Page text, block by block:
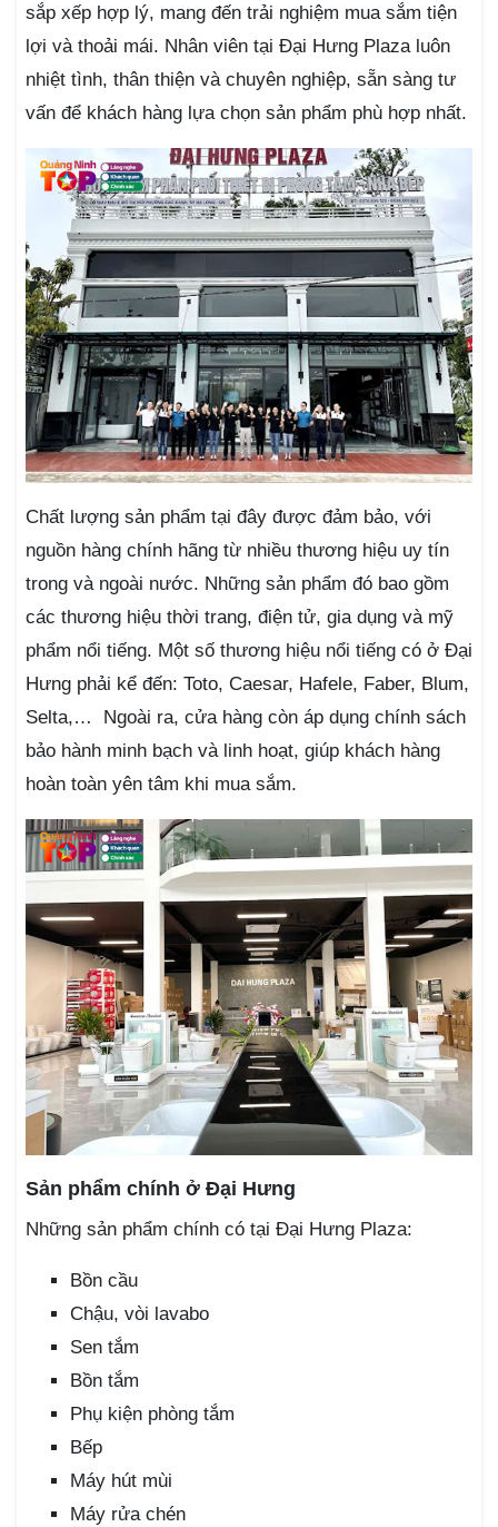
sắp xếp hợp lý, mang đến trải nghiệm mua sắm tiện
lợi và thoải mái. Nhân viên tại Đại Hưng Plaza luôn
nhiệt tình, thân thiện và chuyên nghiệp, sẵn sàng tư
vấn để khách hàng lựa chọn sản phẩm phù hợp nhất.
Chất lượng sản phẩm tại đây được đảm bảo, với
nguồn hàng chính hãng từ nhiều thương hiệu uy tín
trong và ngoài nước. Những sản phẩm đó bao gồm
các thương hiệu thời trang, điện tử, gia dụng và mỹ
phẩm nổi tiếng. Một số thương hiệu nổi tiếng có ở Đại
Hưng phải kể đến: Toto, Caesar, Hafele, Faber, Blum,
Selta,… Ngoài ra, cửa hàng còn áp dụng chính sách
bảo hành minh bạch và linh hoạt, giúp khách hàng
hoàn toàn yên tâm khi mua sắm.
Sản phẩm chính ở Đại Hưng
Những sản phẩm chính có tại Đại Hưng Plaza:
Bồn cầu
Chậu, vòi lavabo
Sen tắm
Bồn tắm
Phụ kiện phòng tắm
Bếp
Máy hút mùi
Máy rửa chén